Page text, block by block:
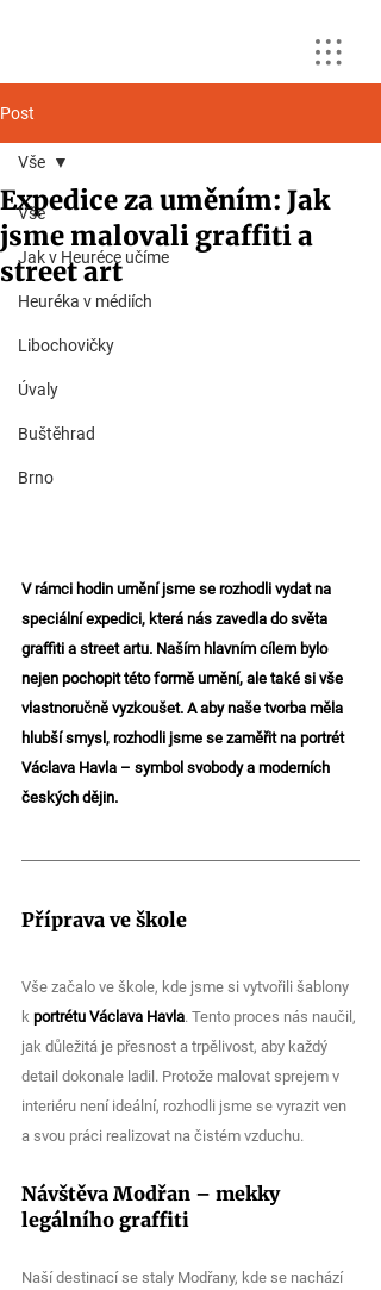
Post
Vše
Jak v Heuréce učíme
Heuréka v médiích
Libochovičky
Úvaly
Buštěhrad
Brno
Vše
Expedice za uměním: Jak
jsme malovali graffiti a
street art
V rámci hodin umění jsme se rozhodli vydat na
speciální expedici, která nás zavedla do světa
graffiti a street artu. Naším hlavním cílem bylo
nejen pochopit této formě umění, ale také si vše
vlastnoručně vyzkoušet. A aby naše tvorba měla
hlubší smysl, rozhodli jsme se zaměřit na portrét
Václava Havla – symbol svobody a moderních
českých dějin.
Příprava ve škole
Vše začalo ve škole, kde jsme si vytvořili šablony
k portrétu Václava Havla. Tento proces nás naučil,
jak důležitá je přesnost a trpělivost, aby každý
detail dokonale ladil. Protože malovat sprejem v
interiéru není ideální, rozhodli jsme se vyrazit ven
a svou práci realizovat na čistém vzduchu.
Návštěva Modřan – mekky
legálního graffiti
Naší destinací se staly Modřany, kde se nachází